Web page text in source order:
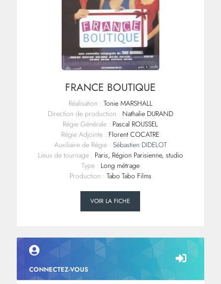
FRANCE BOUTIQUE
Réalisation : Tonie MARSHALL
Direction de production : Nathalie DURAND
Régie Générale : Pascal ROUSSEL
Régie Adjointe : Florent COCATRE
Auxiliaire de Régie : Sébastien DIDELOT
Lieux de tournage : Paris, Région Parisienne, studio
Type : Long métrage
Production : Tabo Tabo Films
VOIR LA FICHE
CONNECTEZ-VOUS